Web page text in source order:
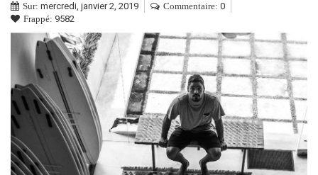
Sur: mercredi, janvier2, 2019 Commentaire: 0
Frappé: 9582